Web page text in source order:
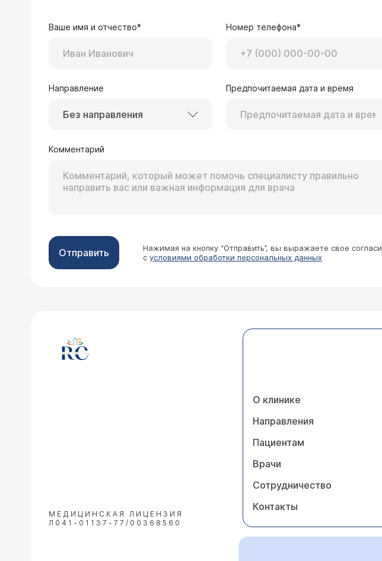
Ваше имя и отчество* Номер телефона*
Направление
Без направления
Предпочитаемая дата и время
Комментарий
Отправить
Нажимая на кнопку “Отправить”, вы выражаете свое
с условиями обработки персональных данных
МЕДИЦИНСКАЯ ЛИЦЕНЗИЯ
Л041-01137-77/00368560
О клинике
Направления
Пациентам
Врачи
Сотрудничество
Контакты